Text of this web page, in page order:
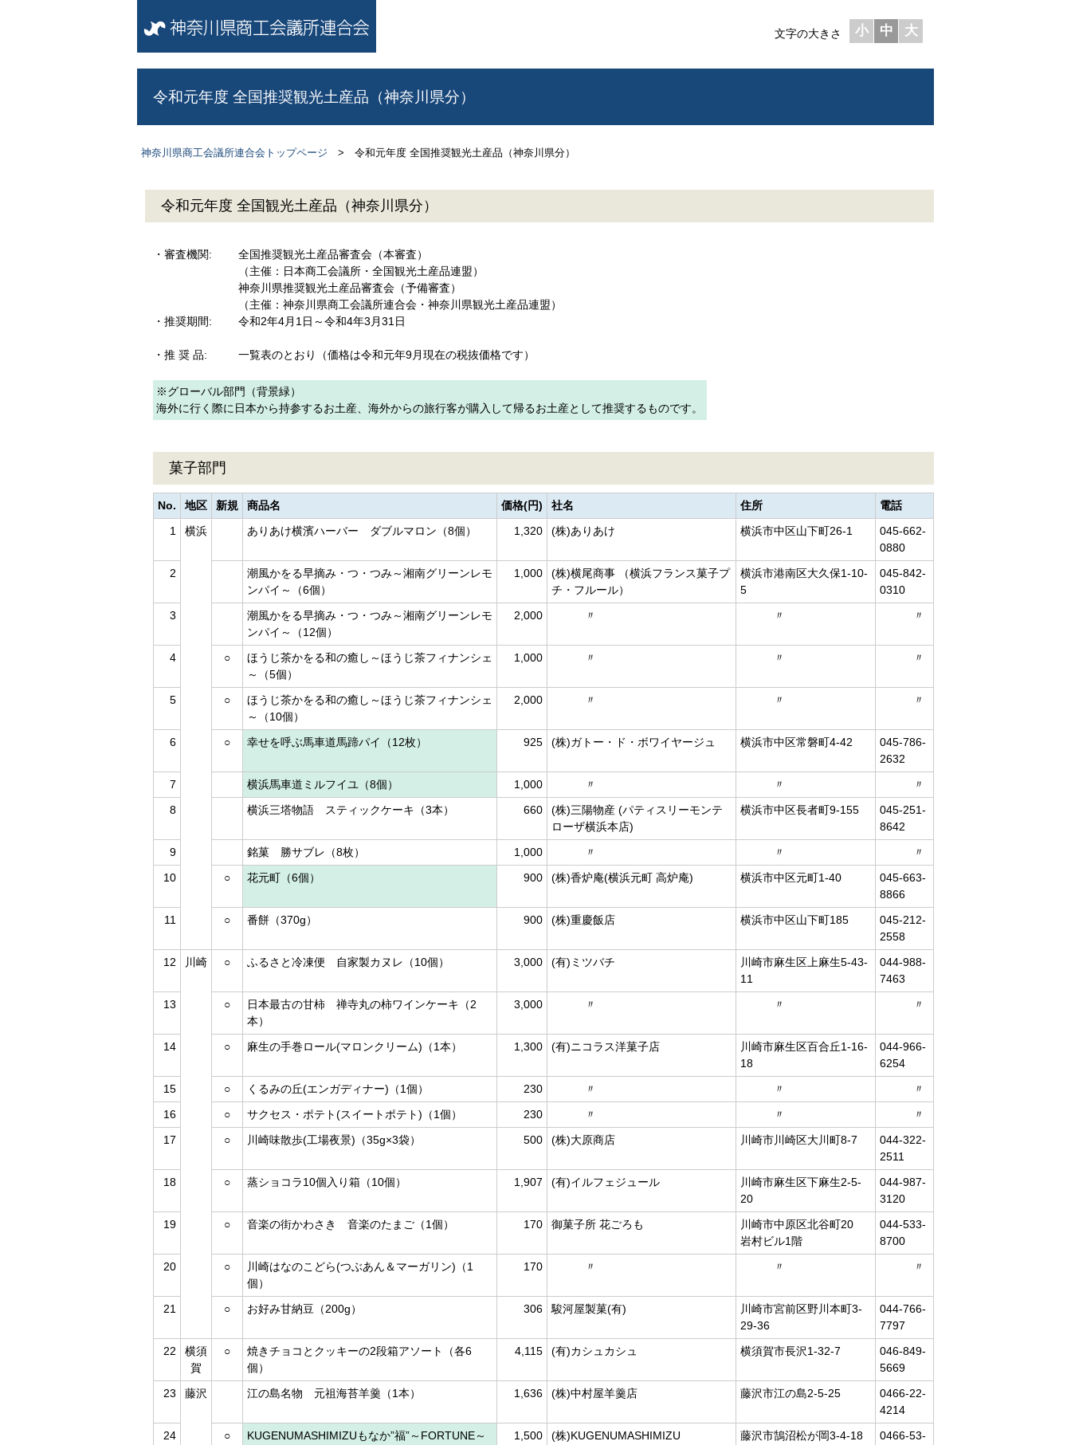
文字の大きさ 小 中 大
令和元年度 全国推奨観光土産品（神奈川県分）
神奈川県商工会議所連合会トップページ > 令和元年度 全国推奨観光土産品（神奈川県分）
令和元年度 全国観光土産品（神奈川県分）
・審査機関:
全国推奨観光土産品審査会（本審査）
（主催：日本商工会議所・全国観光土産品連盟）
神奈川県推奨観光土産品審査会（予備審査）
（主催：神奈川県商工会議所連合会・神奈川県観光土産品連盟）
・推奨期間:
令和2年4月1日～令和4年3月31日
・推 奨 品: 一覧表のとおり（価格は令和元年9月現在の税抜価格です）
※グローバル部門（背景緑）
海外に行く際に日本から持参するお土産、海外からの旅行客が購入して帰るお土産として推奨するものです。
菓子部門
No. 地区 新規 商品名 価格(円) 社名 住所
電話
1
横浜 ありあけ横濱ハーバー ダブルマロン（8個） 1,320 (株)ありあけ 横浜市中区山下町26-1
045-662-
0880
2
潮風かをる早摘み・つ・つみ～湘南グリーンレモ
ンパイ～（6個）
1,000
(株)横尾商事 （横浜フランス菓子プ
チ・フルール）
横浜市港南区大久保1-10-
5
045-842-
0310
3
潮風かをる早摘み・つ・つみ～湘南グリーンレモ
ンパイ～（12個）
2,000 〃 〃 〃
4 ○
ほうじ茶かをる和の癒し～ほうじ茶フィナンシェ
～（5個）
1,000 〃 〃 〃
5 ○
ほうじ茶かをる和の癒し～ほうじ茶フィナンシェ
～（10個）
2,000 〃 〃 〃
6 ○ 幸せを呼ぶ馬車道馬蹄パイ（12枚） 925 (株)ガトー・ド・ボワイヤージュ 横浜市中区常磐町4-42
045-786-
2632
7
横浜馬車道ミルフイユ（8個） 1,000 〃 〃
〃
8
横浜三塔物語 スティックケーキ（3本） 660
(株)三陽物産 (パティスリーモンテ
ローザ横浜本店)
横浜市中区長者町9-155
045-251-
8642
9
銘菓 勝サブレ（8枚） 1,000 〃 〃
〃
10
○ 花元町（6個） 900 (株)香炉庵(横浜元町 高炉庵) 横浜市中区元町1-40
045-663-
8866
11
○ 番餅（370g） 900 (株)重慶飯店 横浜市中区山下町185
045-212-
2558
12
川崎 ○ ふるさと冷凍便 自家製カヌレ（10個） 3,000 (有)ミツバチ
川崎市麻生区上麻生5-43-
11
044-988-
7463
13
○
日本最古の甘柿 禅寺丸の柿ワインケーキ（2
本）
3,000 〃 〃 〃
14 ○ 麻生の手巻ロール(マロンクリーム)（1本） 1,300 (有)ニコラス洋菓子店
川崎市麻生区百合丘1-16-
18
044-966-
6254
15
○ くるみの丘(エンガディナー)（1個） 230 〃 〃
〃
16
○ サクセス・ポテト(スイートポテト)（1個） 230 〃 〃
〃
17
○ 川崎味散歩(工場夜景)（35g×3袋） 500 (株)大原商店 川崎市川崎区大川町8-7
044-322-
2511
18
○ 蒸ショコラ10個入り箱（10個） 1,907 (有)イルフェジュール
川崎市麻生区下麻生2-5-
20
044-987-
3120
19
○ 音楽の街かわさき 音楽のたまご（1個） 170 御菓子所 花ごろも
川崎市中原区北谷町20
岩村ビル1階
044-533-
8700
20
○
川崎はなのこどら(つぶあん＆マーガリン)（1
個）
170 〃 〃 〃
21 ○ お好み甘納豆（200g） 306 駿河屋製菓(有)
川崎市宮前区野川本町3-
29-36
044-766-
7797
22
横須
賀
○
焼きチョコとクッキーの2段箱アソート（各6
個）
4,115 (有)カシュカシュ 横須賀市長沢1-32-7
046-849-
5669
23
藤沢 江の島名物 元祖海苔羊羹（1本） 1,636 (株)中村屋羊羹店 藤沢市江の島2-5-25
0466-22-
4214
24
○
KUGENUMASHIMIZUもなか”福”～FORTUNE～
1,500 (株)KUGENUMASHIMIZU 藤沢市鵠沼松が岡3-4-18
0466-53-